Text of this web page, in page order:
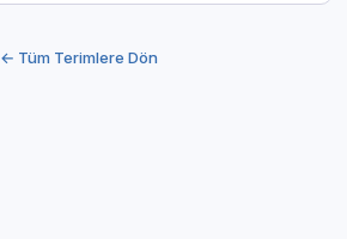
← Tüm Terimlere Dön